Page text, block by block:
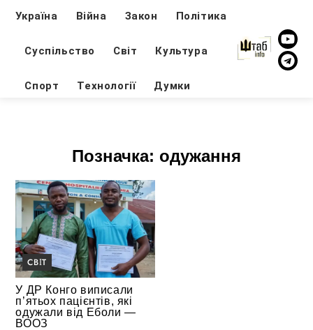
Україна Війна Закон Політика
Суспільство Світ Культура
Спорт Технології Думки
Позначка: одужання
СВІТ
У ДР Конго виписали
п’ятьох пацієнтів, які
одужали від Еболи —
ВООЗ